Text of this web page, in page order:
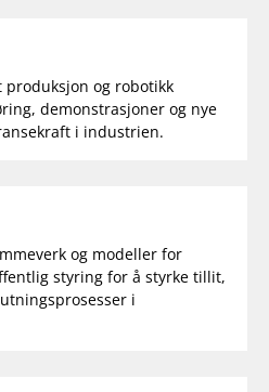
produksjon og robotikk
demonstrasjoner og nye
i industrien.
og modeller for
styring for å styrke tillit,
i